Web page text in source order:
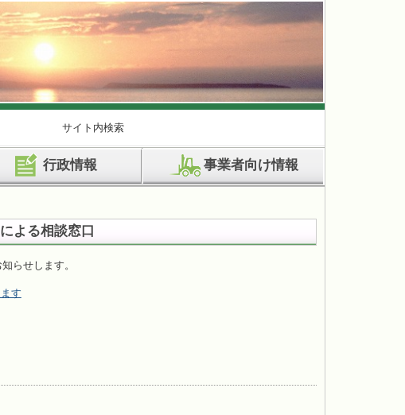
サイト内検索
行政情報 事業者向け情報
よる相談窓口
らせします。